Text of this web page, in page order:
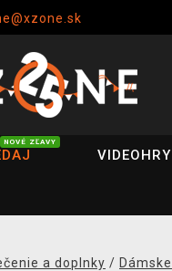
NOVÉ ZĽAVY
VIDEOHRY
a doplnky / Dámske